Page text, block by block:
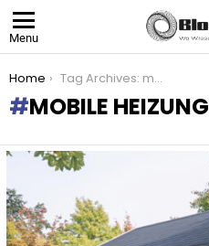
Menu
You are here:
Home Tag Archives: mobile Heizung
MOBILE HEIZUNG
STORIES